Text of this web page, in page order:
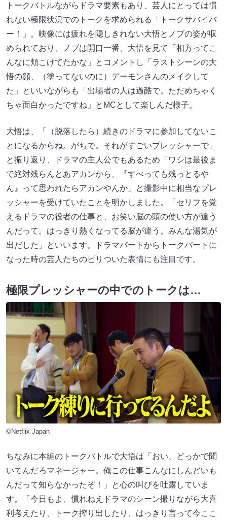
トークバトルながらドラマ要素もあり、芸人にとっては慣
れない極限状況でのトークを求められる「トークサバイバ
ー！」。映像には疲れを隠しきれない大悟とノブの姿が収
められており、ノブは開口一番、大悟を見て「相方ってこ
んなに頬こけてたかな」とコメントし「ラストシーンの大
悟の顔、（塗ってないのに）デーモンさんのメイクして
た」といいながらも「出場者の人は過酷で。ただめちゃく
ちゃ面白かったですね」とMCとして楽しんだ様子。
大悟は、「（脱落したら）続きのドラマに参加してないこ
とになるからね。がちで。それがすごいプレッシャーで」
と振り返り、ドラマの主人公でもあるため「ワシは最後ま
で絶対残らんとあアカンから、『すべっても残っとるや
ん』って思われたらアカンやんか」と撮影中に相当なプレ
ッシャーを受けていたことを明かしました。「セリフを覚
えるドラマの役者の仕事と、お笑い脳の頭の使い方が違う
んだって。はっきり熱くなってる脳が違う。みんな湯気が
出だした」といいます。ドラマパートからトークパートに
なった時の芸人たちのピリついた表情にも注目です。
極限プレッシャーの中でのトークは…
©Netflix Japan
ちなみに本編のトークバトルで大悟は「おい、どっかで聞
いてんだろマネージャー。俺この仕事こんなにしんどいも
んだって知らなかったぞ！」と心の叫びを吐露していま
す。「今日もよ、慣れねえドラマのシーン撮りながら大喜
利考えたり、トーク搾り出したり、はっきり言って今ここ